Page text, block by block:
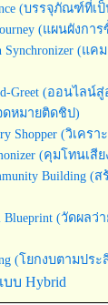
(บรรจุภัณฑ์ที่เ
(แผนผังก
Synchronizer (
Greet (ออนไลน์
ดหมายติดชิป)
Shopper (วิเค
(คุมโทนเ
Building
Blueprint (วัดผล
(โยกงบตามปร
บ Hybrid